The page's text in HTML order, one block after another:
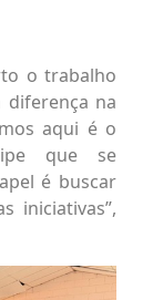
o trabalho
diferença na
aqui é o
que se
é buscar
iniciativas”,